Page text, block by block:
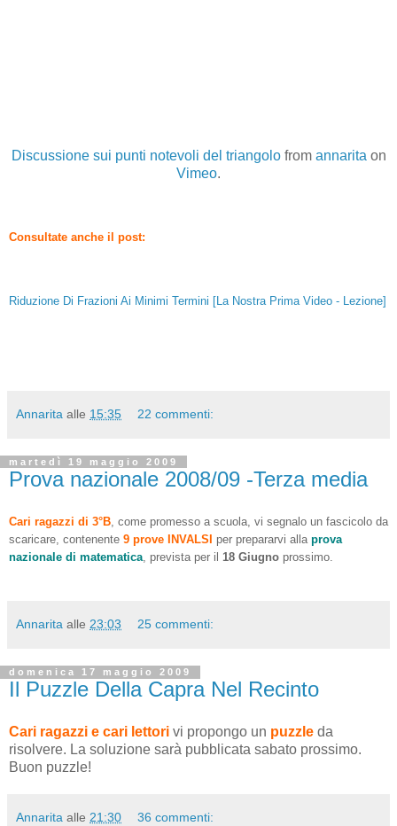
Discussione sui punti notevoli del triangolofrom annarita on
Vimeo.
Consultate anche il post:
Riduzione Di Frazioni Ai Minimi Termini [La Nostra Prima Video - Lezione]
Annarita alle 15:35 22 commenti:
martedì 19 maggio 2009
Prova nazionale 2008/09 -Terza media
Cari ragazzi di 3°B, come promesso a scuola, vi segnalo un fascicolo da
scaricare, contenente 9 prove INVALSI per prepararvi alla prova
nazionale di matematica, prevista per il 18 Giugno prossimo.
Annarita alle 23:03 25 commenti:
domenica 17 maggio 2009
Il Puzzle Della Capra Nel Recinto
Cari ragazzi e cari lettori vi propongo un puzzle da
risolvere. La soluzione sarà pubblicata sabato prossimo.
Buon puzzle!
Annarita alle 21:30 36 commenti: